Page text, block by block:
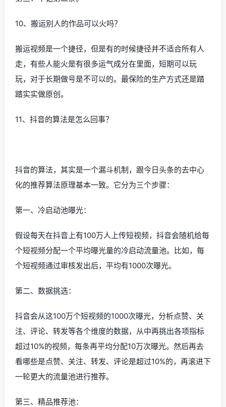
10、搬运别人的作品可以火吗？
搬运视频是一个捷径，但是有的时候捷径并不适合所有人
走，有些人能火是有很多运气成分在里面，短期可以玩
玩，对于长期做号是不可以的。最保险的生产方式还是踏
踏实实做原创。
11、抖音的算法是怎么回事？
抖音的算法，其实是一个漏斗机制，跟今日头条的去中心
化的推荐算法原理基本一致。它分为三个步骤：
第一、冷启动池曝光：
假设每天在抖音上有100万人上传短视频，抖音会随机给每
个短视频分配一个平均曝光量的冷启动流量池。比如，每
个短视频通过审核发出后，平均有1000次曝光。
第二、数据挑选：
抖音会从这100万个短视频的1000次曝光，分析点赞、关
注、评论、转发等各个维度的数据，从中再挑出各项指标
超过10%的视频，每条再平均分配10万次曝光。然后再去
看哪些是点赞、关注、转发、评论是超过10%的，再滚进下
一轮更大的流量池进行推荐。
第三、精品推荐池：